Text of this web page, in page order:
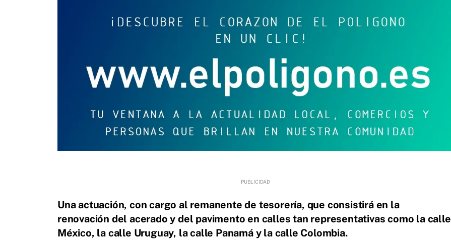
Una actuación, con cargo al remanente de tesorería, que consistirá en la
renovación del acerado y del pavimento en calles tan representativas como la calle
México, la calle Uruguay, la calle Panamá y la calle Colombia.